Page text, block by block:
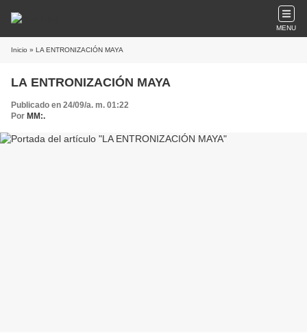
MENU
Inicio » LA ENTRONIZACIÓN MAYA
LA ENTRONIZACIÓN MAYA
Publicado en 24/09/a. m. 01:22
Por MM:.